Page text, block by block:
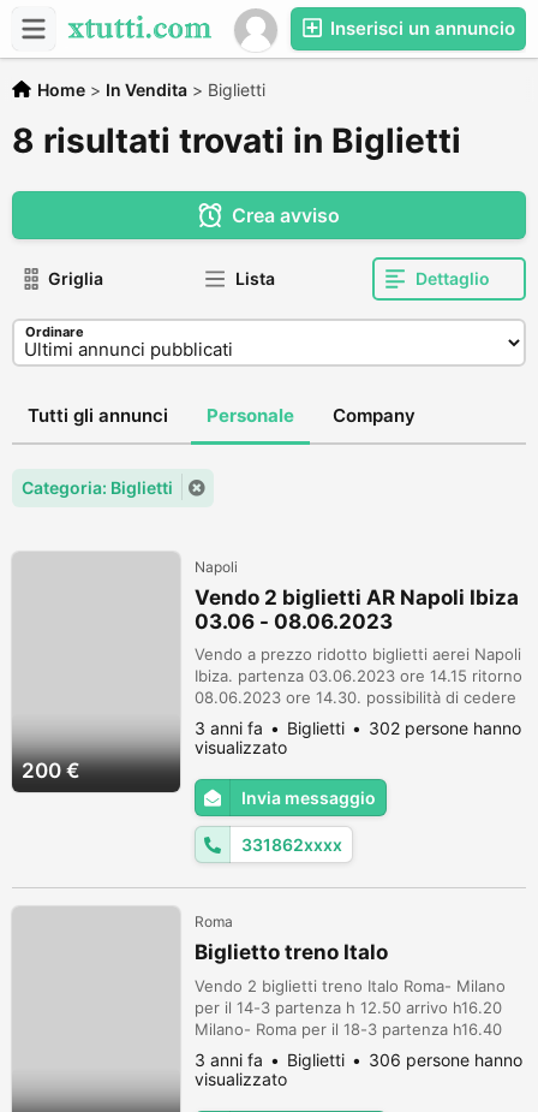
Inserisci un annuncio
Home > In Vendita > Biglietti
8 risultati trovati in Biglietti
Crea avviso
Griglia Lista Dettaglio
Ordinare
Tutti gli annunci Personale Company
Categoria: Biglietti
200 €
Napoli
Vendo 2 biglietti AR Napoli Ibiza
03.06 - 08.06.2023
Vendo a prezzo ridotto biglietti aerei Napoli
Ibiza. partenza 03.06.2023 ore 14.15 ritorno
08.06.2023 ore 14.30. possibilità di cedere
anche prenotazione in hotel dal costo di
100 euro a notte circa
3 anni fa Biglietti
302 persone hanno
visualizzato
Invia messaggio
331862xxxx
Roma
Biglietto treno Italo
Vendo 2 biglietti treno Italo Roma- Milano
per il 14-3 partenza h 12.50 arrivo h16.20
Milano- Roma per il 18-3 partenza h16.40
arrivo h 20
3 anni fa Biglietti
306 persone hanno
visualizzato